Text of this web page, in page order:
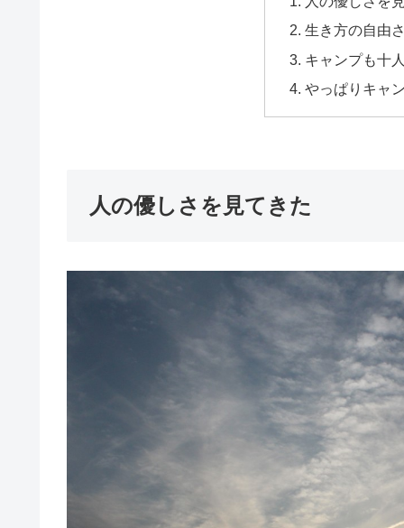
生き方の自由
キャンプも十
やっぱりキャ
人の優しさを見てきた